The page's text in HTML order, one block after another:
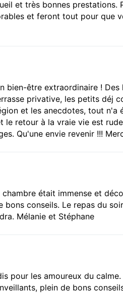
et très bonnes prestations.
et feront tout pour que
bien-être extraordinaire ! Des
privative, les petits déj
et les anecdotes, tout n'a
retour à la vraie vie est
Qu'une envie revenir !!!
était immense et
conseils. Le repas du
Mélanie et Stéphane
pour les amoureux du
plein de bons